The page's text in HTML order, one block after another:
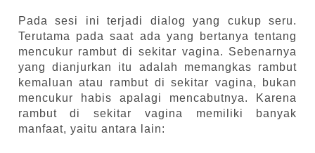
Pada sesi ini terjadi dialog yang cukup seru.
Terutama pada saat ada yang bertanya tentang
mencukur rambut di sekitar vagina. Sebenarnya
yang dianjurkan itu adalah memangkas rambut
kemaluan atau rambut di sekitar vagina, bukan
mencukur habis apalagi mencabutnya. Karena
rambut di sekitar vagina memiliki banyak
manfaat, yaitu antara lain: